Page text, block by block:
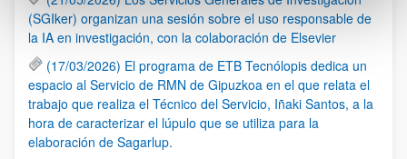
(SGIker) organizan una sesión sobre el uso responsable de
la IA en investigación, con la colaboración de Elsevier
(17/03/2026) El programa de ETB Tecnólopis dedica un
espacio al Servicio de RMN de Gipuzkoa en el que relata el
trabajo que realiza el Técnico del Servicio, Iñaki Santos, a la
hora de caracterizar el lúpulo que se utiliza para la
elaboración de Sagarlup.